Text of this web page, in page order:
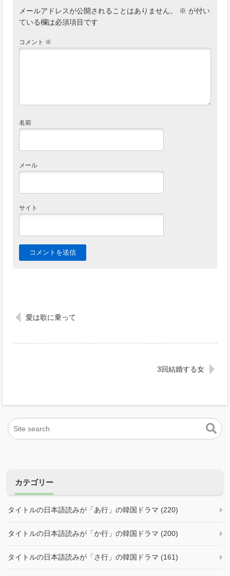
メールアドレスが公開されることはありません。 ※ が付い
ている欄は必須項目です
コメント ※
名前
メール
サイト
愛は歌に乗って
3回結婚する女
カテゴリー
タイトルの日本語読みが「あ行」の韓国ドラマ (220)
タイトルの日本語読みが「か行」の韓国ドラマ (200)
タイトルの日本語読みが「さ行」の韓国ドラマ (161)